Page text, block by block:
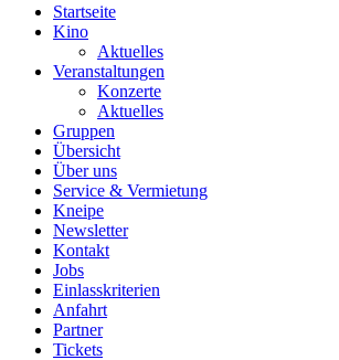
Startseite
Kino
Aktuelles
Veranstaltungen
Konzerte
Aktuelles
Gruppen
Übersicht
Über uns
Service & Vermietung
Kneipe
Newsletter
Kontakt
Jobs
Einlasskriterien
Anfahrt
Partner
Tickets